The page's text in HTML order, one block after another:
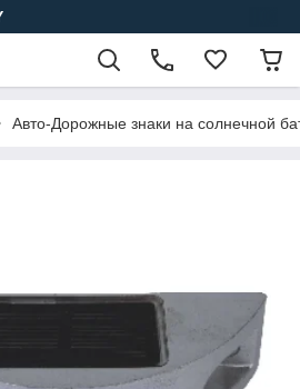
Авто-Дорожные знаки на солнечной